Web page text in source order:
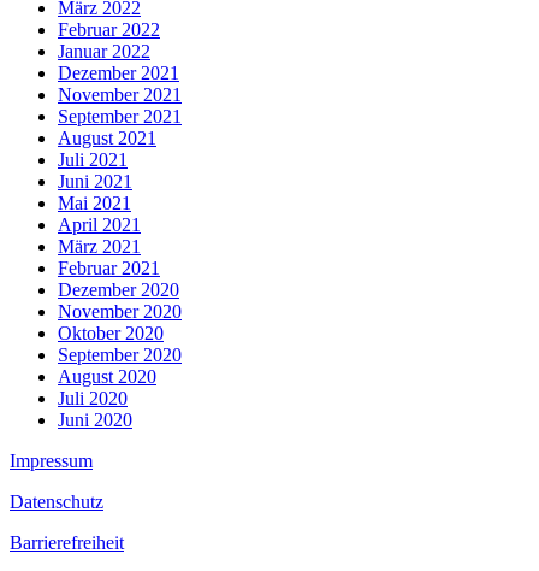
März 2022
Februar 2022
Januar 2022
Dezember 2021
November 2021
September 2021
August 2021
Juli 2021
Juni 2021
Mai 2021
April 2021
März 2021
Februar 2021
Dezember 2020
November 2020
Oktober 2020
September 2020
August 2020
Juli 2020
Juni 2020
Impressum
Datenschutz
Barrierefreiheit